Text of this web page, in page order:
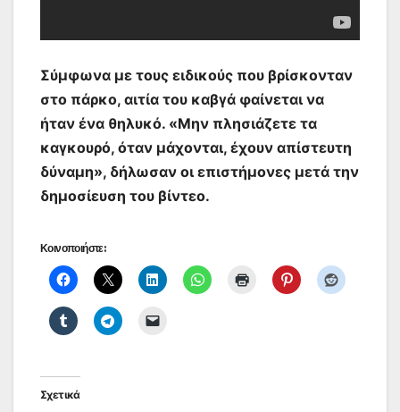
Σύμφωνα με τους ειδικούς που βρίσκονταν
στο πάρκο, αιτία του καβγά φαίνεται να
ήταν ένα θηλυκό. «Μην πλησιάζετε τα
καγκουρό, όταν μάχονται, έχουν απίστευτη
δύναμη», δήλωσαν οι επιστήμονες μετά την
δημοσίευση του βίντεο.
Κοινοποιήστε:
Σχετικά